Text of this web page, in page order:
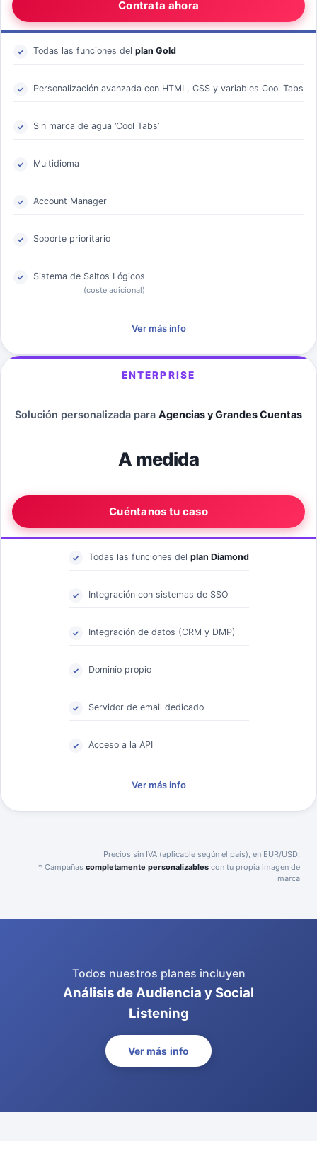
Contrata ahora
Todas las funciones del plan Gold
Personalización avanzada con HTML, CSS y variables Cool Tabs
Sin marca de agua ‘Cool Tabs’
Multidioma
Account Manager
Soporte prioritario
Sistema de Saltos Lógicos
(coste adicional)
Ver más info
ENTERPRISE
Solución personalizada para Agencias y Grandes Cuentas
A medida
Cuéntanos tu caso
Todas las funciones del plan Diamond
Integración con sistemas de SSO
Integración de datos (CRM y DMP)
Dominio propio
Servidor de email dedicado
Acceso a la API
Ver más info
Precios sin IVA (aplicable según el país), en EUR/USD.
* Campañas completamente personalizables con tu propia imagen de
marca
Todos nuestros planes incluyen
Análisis de Audiencia y Social
Listening
Ver más info